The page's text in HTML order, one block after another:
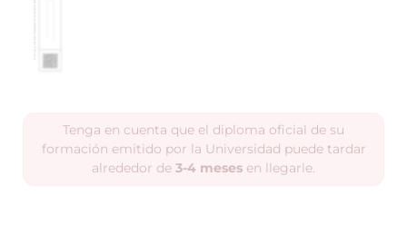
Tenga en cuenta que el diploma oficial de su
formación emitido por la Universidad puede tardar
alrededor de 3-4 meses en llegarle.